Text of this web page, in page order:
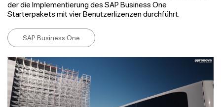
der die Implementierung des SAP Business One
Starterpakets mit vier Benutzerlizenzen durchführt.
SAP Business One